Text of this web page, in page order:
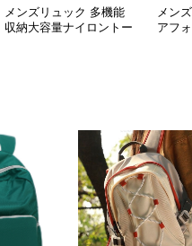
メンズリュック 多機能
収納大容量ナイロントー
メン
アフ